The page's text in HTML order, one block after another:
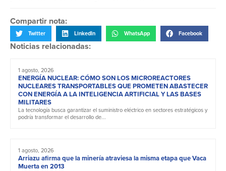
Compartir nota:
Twitter LinkedIn WhatsApp Facebook
Noticias relacionadas:
1 agosto, 2026
ENERGÍA NUCLEAR: CÓMO SON LOS MICROREACTORES
NUCLEARES TRANSPORTABLES QUE PROMETEN ABASTECER
CON ENERGÍA A LA INTELIGENCIA ARTIFICIAL Y LAS BASES
MILITARES
La tecnología busca garantizar el suministro eléctrico en sectores estratégicos y
podría transformar el desarrollo de...
1 agosto, 2026
Arriazu afirma que la minería atraviesa la misma etapa que Vaca
Muerta en 2013